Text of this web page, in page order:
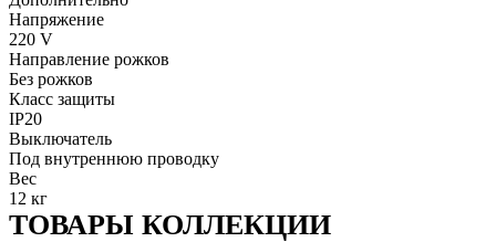
Напряжение
220 V
Направление рожков
Без рожков
Класс защиты
IP20
Выключатель
Под внутреннюю проводку
Вес
12 кг
ТОВАРЫ КОЛЛЕКЦИИ